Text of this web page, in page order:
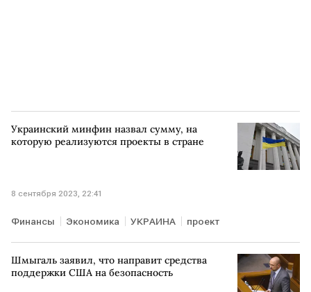
Украинский минфин назвал сумму, на
которую реализуются проекты в стране
8 сентября 2023, 22:41
Финансы Экономика УКРАИНА проект
Шмыгаль заявил, что направит средства
поддержки США на безопасность